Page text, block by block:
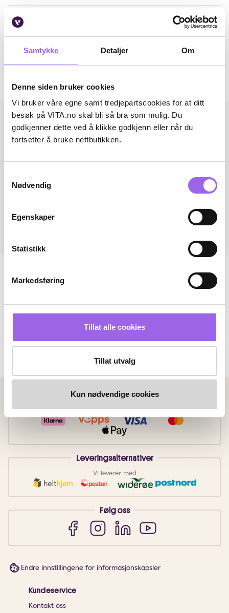
Samtykke Detaljer Om
Denne siden bruker cookies
Vi bruker våre egne samt tredjepartscookies for at ditt
besøk på VITA.no skal bli så bra som mulig. Du
godkjenner dette ved å klikke godkjenn eller når du
fortsetter å bruke nettbutikken.
Nødvendig
Egenskaper
Statistikk
Markedsføring
Tillat alle cookies
Tillat utvalg
Kun nødvendige cookies
Ingredienser
Omtaler
Andre har også kjøpt..
Betalingsmetoder
FakturaVippsKortbetaling
Leveringsalternativer
Vi leverer med
Følg oss
Endre innstillingene for informasjonskapsler
Kundeservice
Kontakt oss